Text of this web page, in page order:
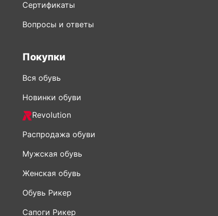
Сертификаты
Вопросы и ответы
Покупки
Вся обувь
Новинки обуви
Revolution
Распродажа обуви
Мужская обувь
Женская обувь
Обувь Рикер
Сапоги Рикер